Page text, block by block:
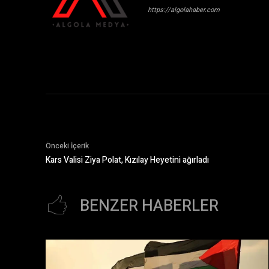
https://algolahaber.com
Önceki İçerik
Kars Valisi Ziya Polat, Kızılay Heyetini ağırladı
BENZER HABERLER